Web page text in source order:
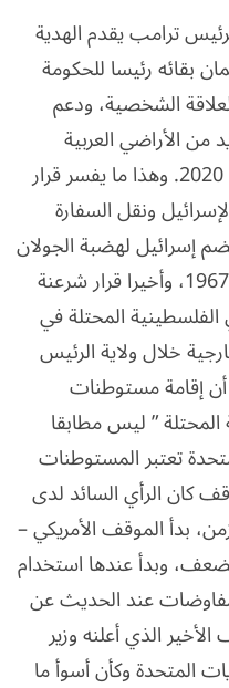
ترامب يقدم الهدية
بقائه رئيسا للحكومة
الشخصية، ودعم
الأراضي العربية
المحتلة، في معركته الانتخابية في 2020. وهذا ما يفسر قرار
ونقل السفارة
إسرائيل لهضبة الجولان
السورية التي احتلتها إسرائيل في 1967، وأخيرا قرار شرعنة
الفلسطينية المحتلة في
خلال ولاية الرئيس
وينص على أن إقامة مستوطنات
المحتلة ” ليس مطابقا
تعتبر المستوطنات
كان الرأي السائد لدى
بدأ الموقف الأمريكي –
وبدأ عندها استخدام
عند الحديث عن
الذي أعلنه وزير
المتحدة وكأن أسوأ ما